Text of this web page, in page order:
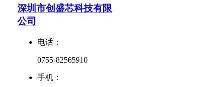
深圳市创盛芯科技有限
公司
电话：
0755-82565910
手机：